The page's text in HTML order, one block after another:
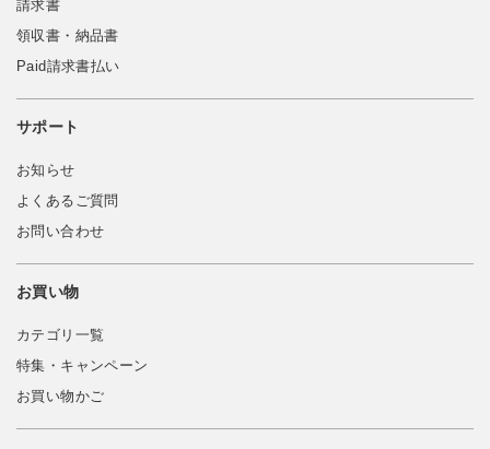
請求書
領収書・納品書
Paid請求書払い
サポート
お知らせ
よくあるご質問
お問い合わせ
お買い物
カテゴリ一覧
特集・キャンペーン
お買い物かご